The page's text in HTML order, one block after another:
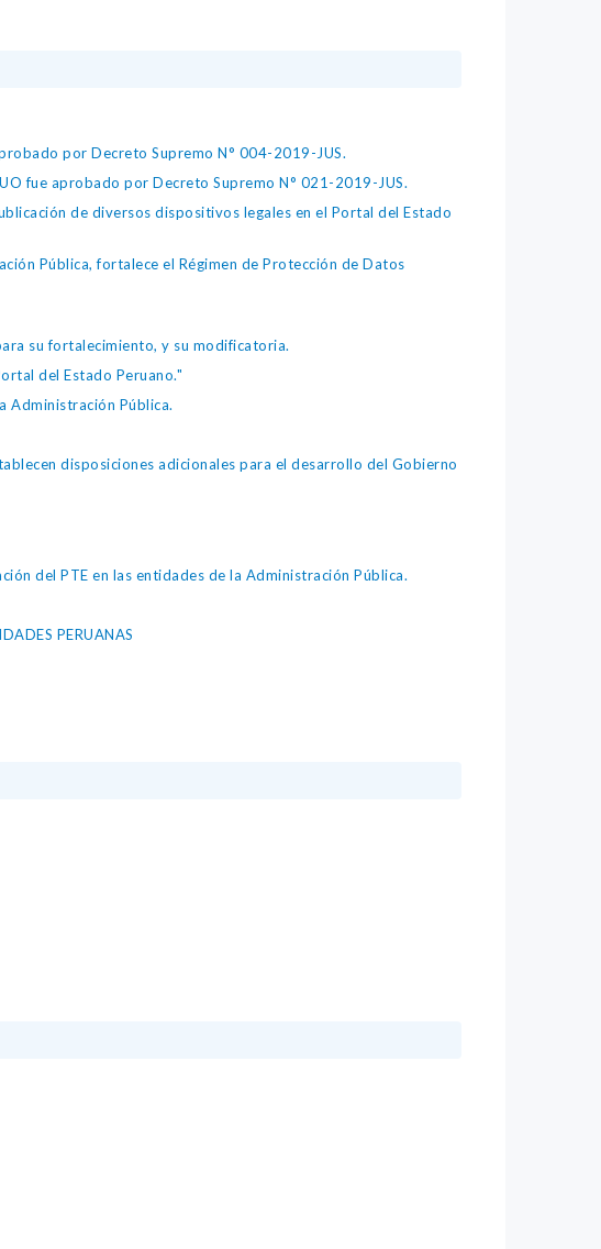
por Decreto Supremo N° 004-2019-JUS.
fue aprobado por Decreto Supremo N° 021-2019-JUS.
de diversos dispositivos legales en el Portal del Estado
Pública, fortalece el Régimen de Protección de Datos
su fortalecimiento, y su modificatoria.
del Estado Peruano."
Administración Pública.
disposiciones adicionales para el desarrollo del Gobierno
del PTE en las entidades de la Administración Pública.
PERUANAS